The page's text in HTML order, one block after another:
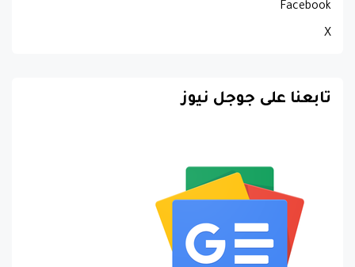
Facebook
X
تابعنا على جوجل نيوز